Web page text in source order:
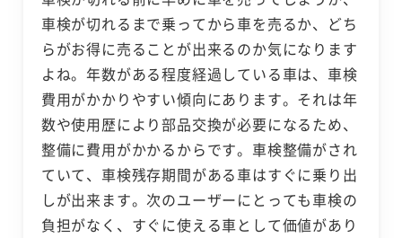
車検が切れるまで乗ってから車を売るか、どち
らがお得に売ることが出来るのか気になります
よね。年数がある程度経過している車は、車検
費用がかかりやすい傾向にあります。それは年
数や使用歴により部品交換が必要になるため、
整備に費用がかかるからです。車検整備がされ
ていて、車検残存期間がある車はすぐに乗り出
しが出来ます。次のユーザーにとっても車検の
負担がなく、すぐに使える車として価値があり